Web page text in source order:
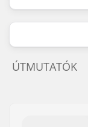
ÚTMUTATÓK